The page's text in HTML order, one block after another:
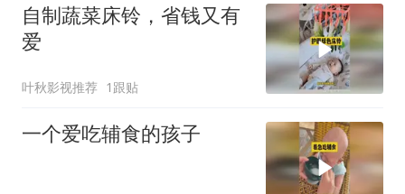
自制蔬菜床铃，省钱又有
爱
叶秋影视推荐 1跟贴
一个爱吃辅食的孩子